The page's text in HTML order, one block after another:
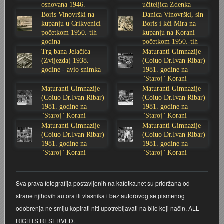
Stoljetna poplava 1939.
Tvornica potkivačkih čavala Mustad-Karlovac
Boksački klub Velebit
Bijelo dugme
Banija - poplava 4. 12. 1966.
Autobusna stanica na Korzu
Auto cross
AMD Zanatlija
8. slet Bratstva i jedinstva 13. lipnja 1965. godine
Lovni i ribolovni turizam
Mala scena 1987. - Le Cinema
Mala scena Hrvatskog doma
Marina Perazić, Davor Tolja (Denis&Denis) i Edi
Maturanti Gimnazije 1988. godine
Motocross
NULA
Novogodišnje čestitke
PUNK
Zavjet Petra Grgeca - 1998.
Škola plivanja Patkica
Mimohod 23. kolovoza 1995.
Ekonomska škola - ratne godine
Dubravko Halovanić - Ratne godine
Crkva Sv. Doroteje - 1991.
Frizerski salon Gerber (Kopf) - utemeljen 1924.
Gimnazijska i Ekonomska zbornica - Igor Mihelić
INKASATOR
Karlovački fotograf Josip Žunić
Obitelj Klemenčić
Krešimir Botković - RAZGLEDNICE
KUD REČICA
Mery Berti - karlovačka Žuži
osnovana 1946.
godine
učiteljica Zdenka
Sabolić
Boris Vinovrški na
kupanju u Crikvenici
početkom 1950.-tih
godina
Danica Vinovrški, sin
Boris i kći Mira na
kupanju na Korani
početkom 1950.-tih
godina
Trg bana Jelačića
(Zvijezda) 1938.
godine - avio snimka
Maturanti Gimnazije
(Coiuo Dr.Ivan Ribar)
1981. godine na
"Staroj" Korani
Maturanti Gimnazije
(Coiuo Dr.Ivan Ribar)
1981. godine na
"Staroj" Korani
Maturanti Gimnazije
(Coiuo Dr.Ivan Ribar)
1981. godine na
"Staroj" Korani
Maturanti Gimnazije
(Coiuo Dr.Ivan Ribar)
1981. godine na
"Staroj" Korani
Maturanti Gimnazije
(Coiuo Dr.Ivan Ribar)
1981. godine na
"Staroj" Korani
Sva prava fotografija postavljenih na kafotka.net su pridržana od
strane njihovih autora ili vlasnika i bez autorovog se pismenog
odobrenja ne smiju kopirati niti upotrebljavati na bilo koji način. ALL
RIGHTS RESERVED.